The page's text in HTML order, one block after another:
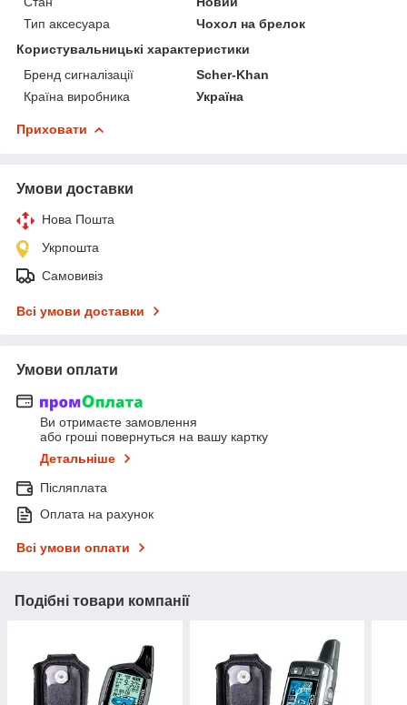
Тип аксесуара
Чохол на брелок
Користувальницькі характеристики
Бренд сигналізації
Scher-Khan
Країна виробника
Україна
Приховати
Умови доставки
Нова Пошта
Укрпошта
Самовивіз
Всі умови доставки
Умови оплати
Ви отримаєте замовлення
або гроші повернуться на вашу картку
Детальніше
Післяплата
Оплата на рахунок
Всі умови оплати
Подібні товари компанії